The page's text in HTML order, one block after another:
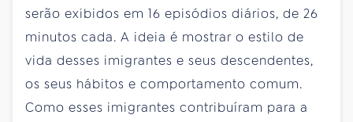
serão exibidos em 16 episódios diários, de 26
minutos cada. A ideia é mostrar o estilo de
vida desses imigrantes e seus descendentes,
os seus hábitos e comportamento comum.
Como esses imigrantes contribuíram para a